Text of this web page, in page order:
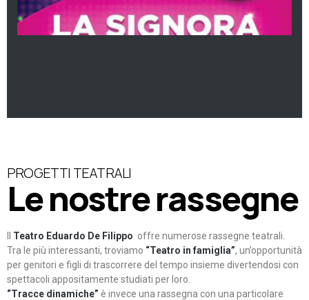
PROGETTI TEATRALI
Le nostre rassegne
Teatro Eduardo De Filippo offre numerose rassegne teatrali.
Tra le più interessanti, troviamo “Teatro in famiglia”, un’opportunità
per genitori e figli di trascorrere del tempo insieme divertendosi con
spettacoli appositamente studiati per loro.
“Tracce dinamiche” è invece una rassegna con una particolare